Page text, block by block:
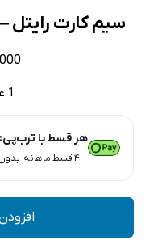
سیم کارت رایتل
1 عدد در انبار
هر قسط با ترب‌پی:
۴ قسط ماهانه. بدون سود، چک و ضامن.
سیم
رایتل